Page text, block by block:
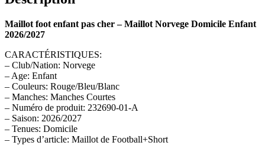
Maillot foot enfant pas cher – Maillot Norvege Domicile Enfant
2026/2027
CARACTÉRISTIQUES:
– Club/Nation: Norvege
– Age: Enfant
– Couleurs: Rouge/Bleu/Blanc
– Manches: Manches Courtes
– Numéro de produit: 232690-01-A
– Saison: 2026/2027
– Tenues: Domicile
– Types d’article: Maillot de Football+Short